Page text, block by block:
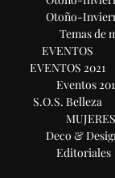
Otoño-
Temas de
EVENTOS
EVENTOS 2021
Eventos
S.O.S. Belleza
Deco &
Editoriales